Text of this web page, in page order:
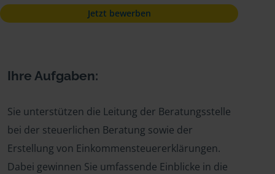
Jetzt bewerben
Ihre Aufgaben:
Sie unterstützen die Leitung der Beratungsstelle
bei der steuerlichen Beratung sowie der
Erstellung von Einkommensteuererklärungen.
Dabei gewinnen Sie umfassende Einblicke in die